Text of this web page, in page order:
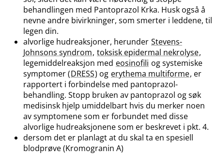
behandlingen med Pantoprazol Krka. Husk også å
nevne andre bivirkninger, som smerter i leddene, til
legen din.
alvorlige hudreaksjoner, herunder Stevens-
Johnsons syndrom, toksisk epidermal nekrolyse,
legemiddelreaksjon med eosinofili og systemiske
symptomer (DRESS) og erythema multiforme, er
rapportert i forbindelse med pantoprazol-
behandling. Stopp bruken av pantoprazol og søk
medisinsk hjelp umiddelbart hvis du merker noen
av symptomene som er forbundet med disse
alvorlige hudreaksjonene som er beskrevet i pkt. 4.
dersom det er planlagt at du skal ta en spesiell
blodprøve (Kromogranin A)